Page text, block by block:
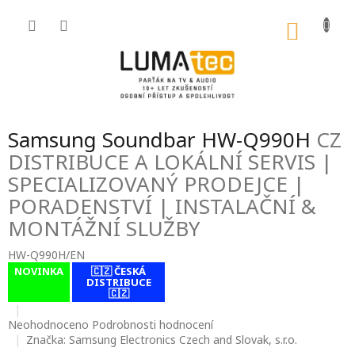
Samsung Soundbar HW-Q990H CZ
DISTRIBUCE A LOKÁLNÍ SERVIS |
SPECIALIZOVANÝ PRODEJCE |
PORADENSTVÍ | INSTALAČNÍ &
MONTÁŽNÍ SLUŽBY
HW-Q990H/EN
NOVINKA 🇨🇿 ČESKÁ
DISTRIBUCE
🇨🇿
Průměrné
hodnocení
Neohodnoceno Podrobnosti hodnocení
Značka: Samsung Electronics Czech and Slovak, s.r.o.